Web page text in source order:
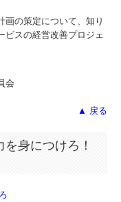
の策定について、知り
ビスの経営改善プロジェ
会
▲ 戻る
身につけろ！